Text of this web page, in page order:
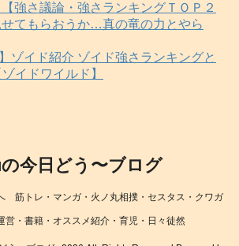
【強さ議論・強さランキングＴＯＰ２
せてもらおうか…真の竜の力とやら
ゾイド紹介 ゾイド強さランキングと
イドワイルド】
今日どう〜ブログ
筋トレ・マンガ・火ノ丸相撲・セスタス・クワガ
営・書籍・オススメ紹介・育児・日々徒然